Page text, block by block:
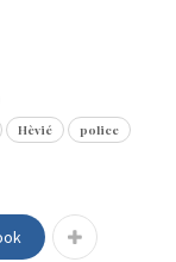
Hèvié police